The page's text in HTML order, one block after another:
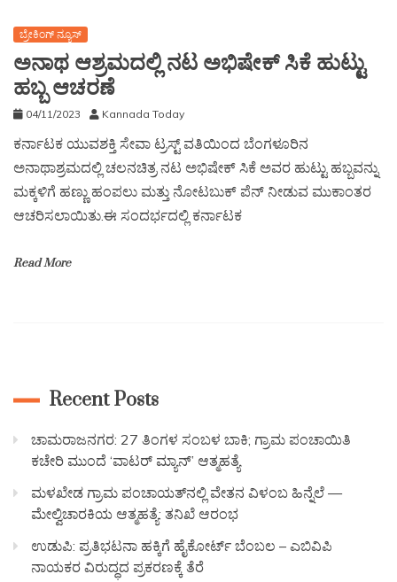
ಬ್ರೇಕಿಂಗ್ ನ್ಯೂಸ್
ಅನಾಥ ಆಶ್ರಮದಲ್ಲಿ ನಟ ಅಭಿಷೇಕ್ ಸಿಕೆ ಹುಟ್ಟು
ಹಬ್ಬ ಆಚರಣೆ
04/11/2023 Kannada Today
ಕರ್ನಾಟಕ ಯುವಶಕ್ತಿ ಸೇವಾ ಟ್ರಸ್ಟ್ ವತಿಯಿಂದ ಬೆಂಗಳೂರಿನ
ಅನಾಥಾಶ್ರಮದಲ್ಲಿ ಚಲನಚಿತ್ರ ನಟ ಅಭಿಷೇಕ್ ಸಿಕೆ ಅವರ ಹುಟ್ಟು ಹಬ್ಬವನ್ನು
ಮಕ್ಕಳಿಗೆ ಹಣ್ಣು ಹಂಪಲು ಮತ್ತು ನೋಟಬುಕ್ ಪೆನ್ ನೀಡುವ ಮುಕಾಂತರ
ಆಚರಿಸಲಾಯಿತು.ಈ ಸಂದರ್ಭದಲ್ಲಿ ಕರ್ನಾಟಕ
Read More
Recent Posts
ಚಾಮರಾಜನಗರ: 27 ತಿಂಗಳ ಸಂಬಳ ಬಾಕಿ; ಗ್ರಾಮ ಪಂಚಾಯಿತಿ
ಕಚೇರಿ ಮುಂದೆ ‘ವಾಟರ್ ಮ್ಯಾನ್’ ಆತ್ಮಹತ್ಯೆ
ಮಳಖೇಡ ಗ್ರಾಮ ಪಂಚಾಯತ್‌ನಲ್ಲಿ ವೇತನ ವಿಳಂಬ ಹಿನ್ನೆಲೆ —
ಮೇಲ್ವಿಚಾರಕಿಯ ಆತ್ಮಹತ್ಯೆ: ತನಿಖೆ ಆರಂಭ
ಉಡುಪಿ: ಪ್ರತಿಭಟನಾ ಹಕ್ಕಿಗೆ ಹೈಕೋರ್ಟ್ ಬೆಂಬಲ – ಎಬಿವಿಪಿ
ನಾಯಕರ ವಿರುದ್ಧದ ಪ್ರಕರಣಕ್ಕೆ ತೆರೆ